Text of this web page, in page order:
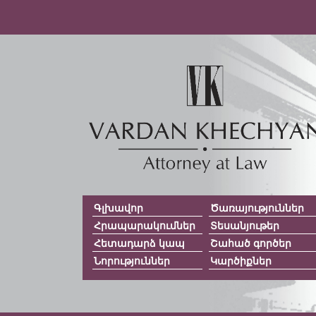
Գլխավոր
Ծառայություններ
Հրապարակումներ
Տեսանյութեր
Հետադարձ կապ
Շահած գործեր
Նորություններ
Կարծիքներ